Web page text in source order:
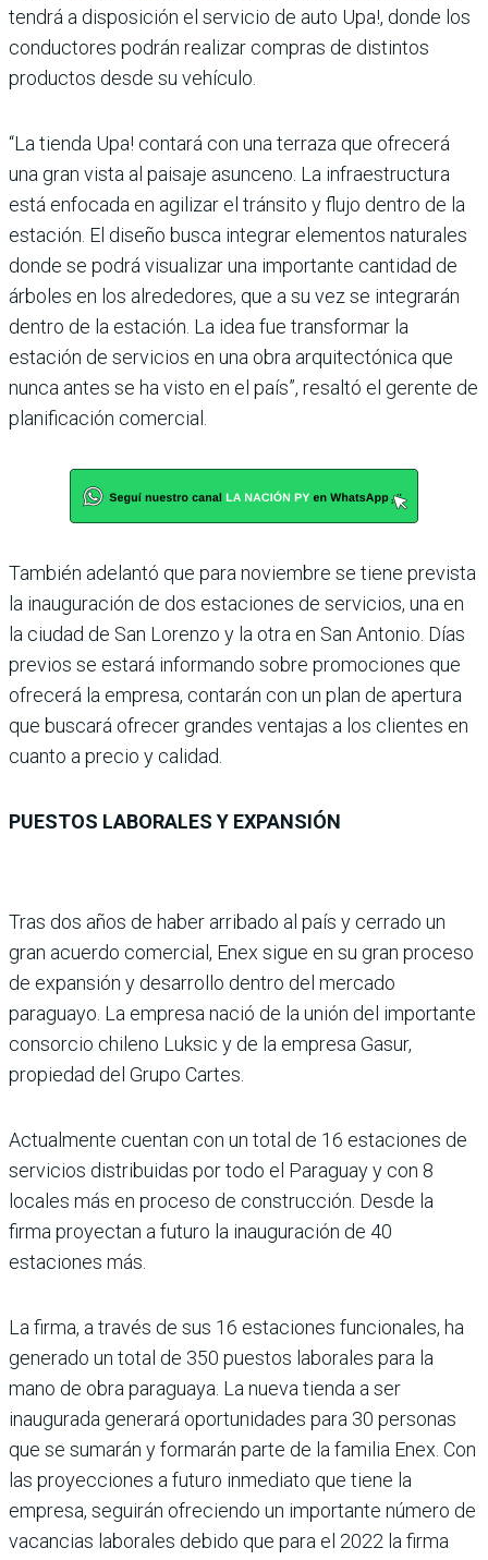
tendrá a disposición el servicio de auto Upa!, donde los
conductores podrán realizar compras de distintos
productos desde su vehículo.
“La tienda Upa! contará con una terraza que ofrecerá
una gran vista al paisaje asunceno. La infraestructura
está enfocada en agilizar el tránsito y flujo dentro de la
estación. El diseño busca integrar elementos naturales
donde se podrá visualizar una importante cantidad de
árboles en los alrededores, que a su vez se integrarán
dentro de la estación. La idea fue transformar la
estación de servicios en una obra arquitectónica que
nunca antes se ha visto en el país”, resaltó el gerente de
planificación comercial.
También adelantó que para noviembre se tiene prevista
la inauguración de dos estaciones de servicios, una en
la ciudad de San Lorenzo y la otra en San Antonio. Días
previos se estará informando sobre promociones que
ofrecerá la empresa, contarán con un plan de apertura
que buscará ofrecer grandes ventajas a los clientes en
cuanto a precio y calidad.
PUESTOS LABORALES Y EXPANSIÓN
Tras dos años de haber arribado al país y cerrado un
gran acuerdo comercial, Enex sigue en su gran proceso
de expansión y desarrollo dentro del mercado
paraguayo. La empresa nació de la unión del importante
consorcio chileno Luksic y de la empresa Gasur,
propiedad del Grupo Cartes.
Actualmente cuentan con un total de 16 estaciones de
servicios distribuidas por todo el Paraguay y con 8
locales más en proceso de construcción. Desde la
firma proyectan a futuro la inauguración de 40
estaciones más.
La firma, a través de sus 16 estaciones funcionales, ha
generado un total de 350 puestos laborales para la
mano de obra paraguaya. La nueva tienda a ser
inaugurada generará oportunidades para 30 personas
que se sumarán y formarán parte de la familia Enex. Con
las proyecciones a futuro inmediato que tiene la
empresa, seguirán ofreciendo un importante número de
vacancias laborales debido que para el 2022 la firma